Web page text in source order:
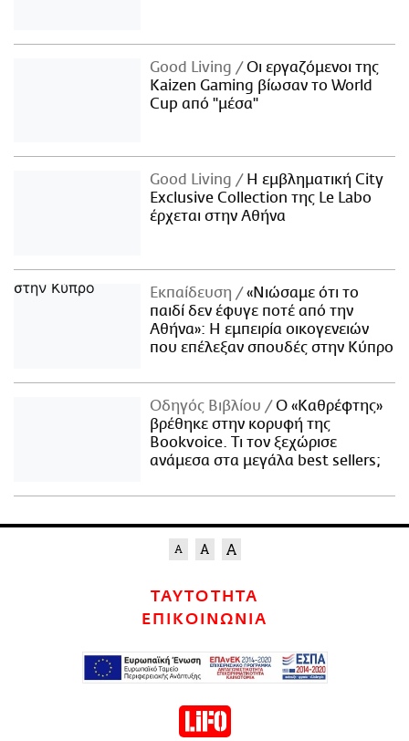
Good Living
Οι εργαζόμενοι της
Kaizen Gaming βίωσαν το World
Cup από "μέσα"
Good Living
Η εμβληματική City
Exclusive Collection της Le Labo
έρχεται στην Αθήνα
Εκπαίδευση
«Νιώσαμε ότι το
παιδί δεν έφυγε ποτέ από την
Αθήνα»: Η εμπειρία οικογενειών
που επέλεξαν σπουδές στην Κύπρο
Οδηγός Βιβλίου
Ο «Καθρέφτης»
βρέθηκε στην κορυφή της
Bookvoice. Τι τον ξεχώρισε
ανάμεσα στα μεγάλα best sellers;
ΤΑΥΤΟΤΗΤΑ
ΕΠΙΚΟΙΝΩΝΙΑ